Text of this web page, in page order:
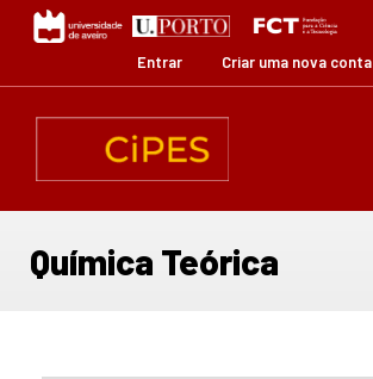
Passar
para
conteúdo
Entrar Criar uma nova conta
Química Teórica